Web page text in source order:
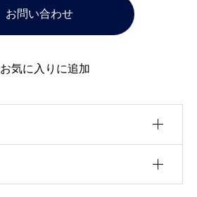
お問い合わせ
お気に入りに追加